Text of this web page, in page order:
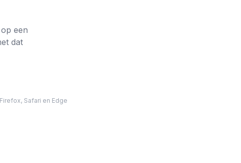
een
dat
Safari en Edge